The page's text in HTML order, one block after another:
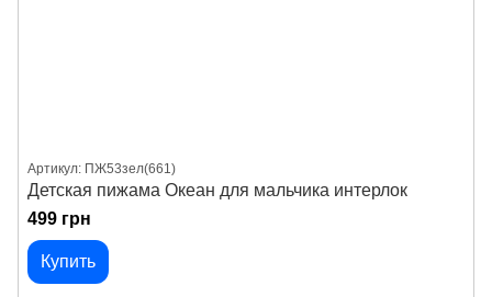
Артикул: ПЖ53зел(661)
Детская пижама Океан для мальчика интерлок
499 грн
Купить